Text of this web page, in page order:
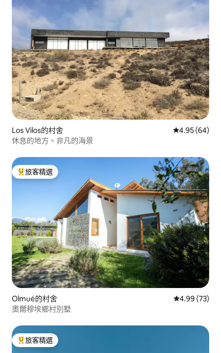
Los Vilos的村舍 從 64 則評價
4.95 (64)
休息的地方。非凡的海景
旅客精選榜首
旅客精選
Olmué的村舍 從 73 則評價
4.99 (73)
奧爾穆埃鄉村別墅
旅客精選榜首
旅客精選